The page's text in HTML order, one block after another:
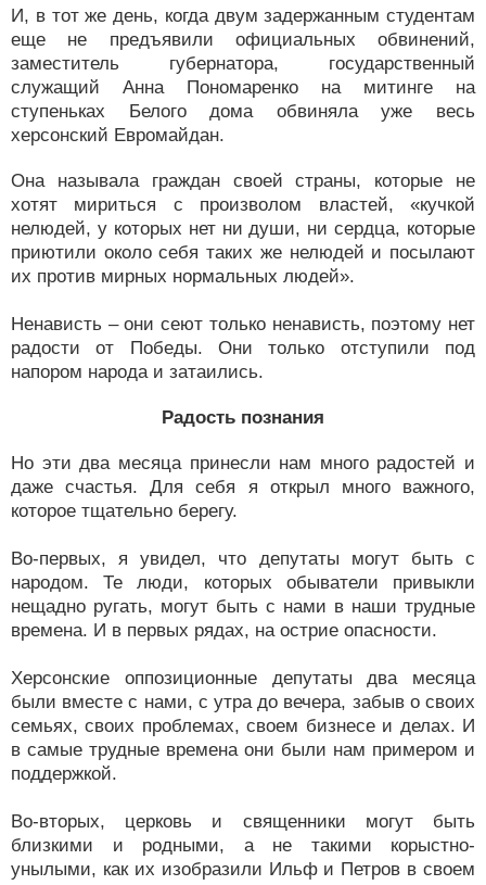
И, в тот же день, когда двум задержанным студентам
еще не предъявили официальных обвинений,
заместитель губернатора, государственный
служащий Анна Пономаренко на митинге на
ступеньках Белого дома обвиняла уже весь
херсонский Евромайдан.
Она называла граждан своей страны, которые не
хотят мириться с произволом властей, «кучкой
нелюдей, у которых нет ни души, ни сердца, которые
приютили около себя таких же нелюдей и посылают
их против мирных нормальных людей».
Ненависть – они сеют только ненависть, поэтому нет
радости от Победы. Они только отступили под
напором народа и затаились.
Радость познания
Но эти два месяца принесли нам много радостей и
даже счастья. Для себя я открыл много важного,
которое тщательно берегу.
Во-первых, я увидел, что депутаты могут быть с
народом. Те люди, которых обыватели привыкли
нещадно ругать, могут быть с нами в наши трудные
времена. И в первых рядах, на острие опасности.
Херсонские оппозиционные депутаты два месяца
были вместе с нами, с утра до вечера, забыв о своих
семьях, своих проблемах, своем бизнесе и делах. И
в самые трудные времена они были нам примером и
поддержкой.
Во-вторых, церковь и священники могут быть
близкими и родными, а не такими корыстно-
унылыми, как их изобразили Ильф и Петров в своем